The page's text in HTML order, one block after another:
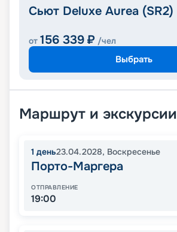
Сьют Deluxe Aurea (SR2)
от 156 339 ₽ /чел
Выбрать
Маршрут и экскурсии
1 день23.04.2028, Воскресенье
Порто-Маргера
ОТПРАВЛЕНИЕ
19:00